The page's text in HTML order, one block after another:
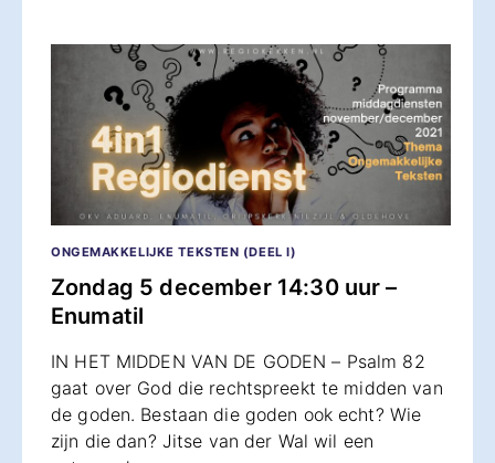
ONGEMAKKELIJKE TEKSTEN (DEEL I)
Zondag 5 december 14:30 uur –
Enumatil
IN HET MIDDEN VAN DE GODEN – Psalm 82
gaat over God die rechtspreekt te midden van
de goden. Bestaan die goden ook echt? Wie
zijn die dan? Jitse van der Wal wil een